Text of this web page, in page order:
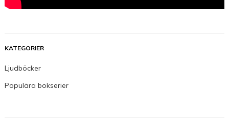
KATEGORIER
Ljudböcker
Populära bokserier